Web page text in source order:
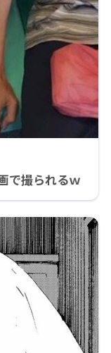
で撮られるｗ